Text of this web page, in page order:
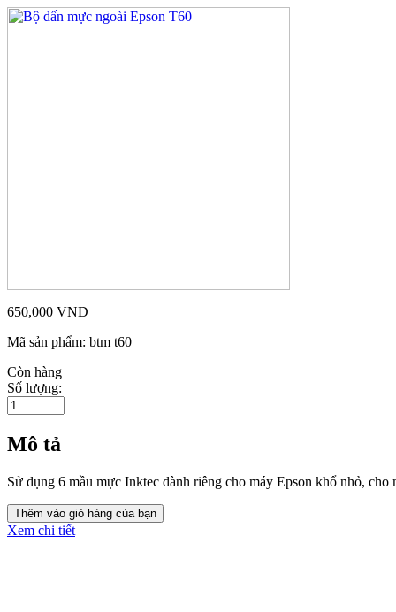
650,000 VND
Mã sản phẩm: btm t60
Còn hàng
Số lượng:
Mô tả
Sử dụng 6 mầu mực Inktec dành riêng cho máy Epson khổ nhỏ,
Xem chi tiết